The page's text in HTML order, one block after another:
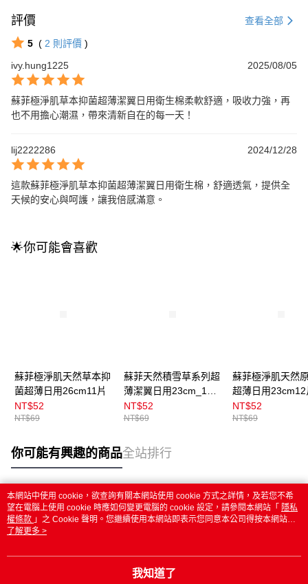
評價 查看全部
5 ( 2 則評價 )
ivy.hung1225
2025/08/05
蘇菲極淨肌草本抑菌超薄潔翼日用衛生棉柔軟舒適，吸收力強，再
也不用擔心潮濕，帶來清新自在的每一天！
lij2222286 2024/12/28
這款蘇菲極淨肌草本抑菌超薄潔翼日用衛生棉，舒適透氣，提供全
天候的安心與呵護，讓我倍感滿意。
🌟你可能會喜歡
蘇菲極淨肌天然草本抑
菌超薄日用26cm11片
NT$52
NT$69
蘇菲天然積雪草系列超
薄潔翼日用23cm_12
片
NT$52
NT$69
蘇菲極淨肌天然
超薄日用23cm12
NT$52
NT$69
你可能有興趣的商品全站排行
熱門標籤
本網站中使用 cookie，欲查詢有關本網站使用 cookie 方式之詳情，及若您不希
望在電腦上使用 cookie 時應如何變更電腦的 cookie 設定，請參閱本網站「 隱私
權條款 」之 Cookie 聲明。您繼續使用本網站即表示您同意本公司得按本網站使
用條款之 Cookie 聲明使用 cookie。
了解更多 >
我知道了